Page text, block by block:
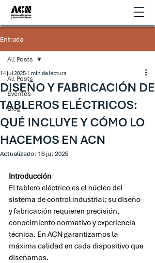
Entrada
All Posts
Eventos
Blog
All Posts
DISEÑO Y FABRICACIÓN DE
TABLEROS ELÉCTRICOS:
QUÉ INCLUYE Y CÓMO LO
HACEMOS EN ACN
14 jul 2025 1 min de lectura
Actualizado: 16 jul 2025
Introducción
El tablero eléctrico es el núcleo del
sistema de control industrial; su diseño
y fabricación requieren precisión,
conocimiento normativo y experiencia
técnica. En ACN garantizamos la
máxima calidad en cada dispositivo que
diseñamos.